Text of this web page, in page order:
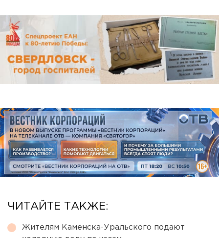
ЧИТАЙТЕ ТАКЖЕ:
Жителям Каменска-Уральского подают